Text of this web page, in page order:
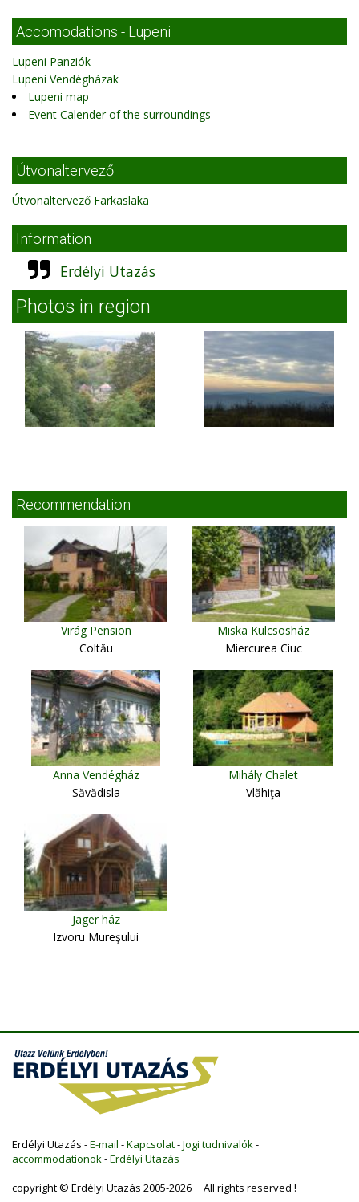
Accomodations - Lupeni
Lupeni Panziók
Lupeni Vendégházak
Lupeni map
Event Calender of the surroundings
Útvonaltervező
Útvonaltervező Farkaslaka
Information
Erdélyi Utazás
Photos in region
Recommendation
Virág Pension
Coltău
Miska Kulcsosház
Miercurea Ciuc
Anna Vendégház
Săvădisla
Mihály Chalet
Vlăhiţa
Jager ház
Izvoru Mureşului
Erdélyi Utazás -E-mail -Kapcsolat-Jogi tudnivalók-
accommodationok-Erdélyi Utazás
copyright © Erdélyi Utazás 2005-2026 All rights reserved !